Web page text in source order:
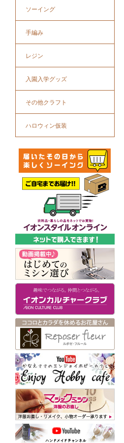
ソーイング
手編み
レジン
入園入学グッズ
その他クラフト
ハロウィン仮装